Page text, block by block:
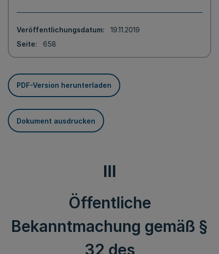
Veröffentlichungsdatum
19.11.2019
Seite
658
PDF-Version herunterladen
Dokument ausdrucken
III
Öffentliche
Bekanntmachung gemäß §
32 des